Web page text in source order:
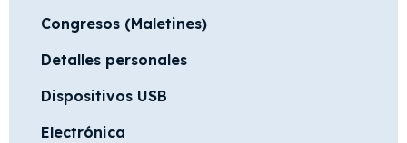
Congresos (Maletines)
Detalles personales
Dispositivos USB
Electrónica